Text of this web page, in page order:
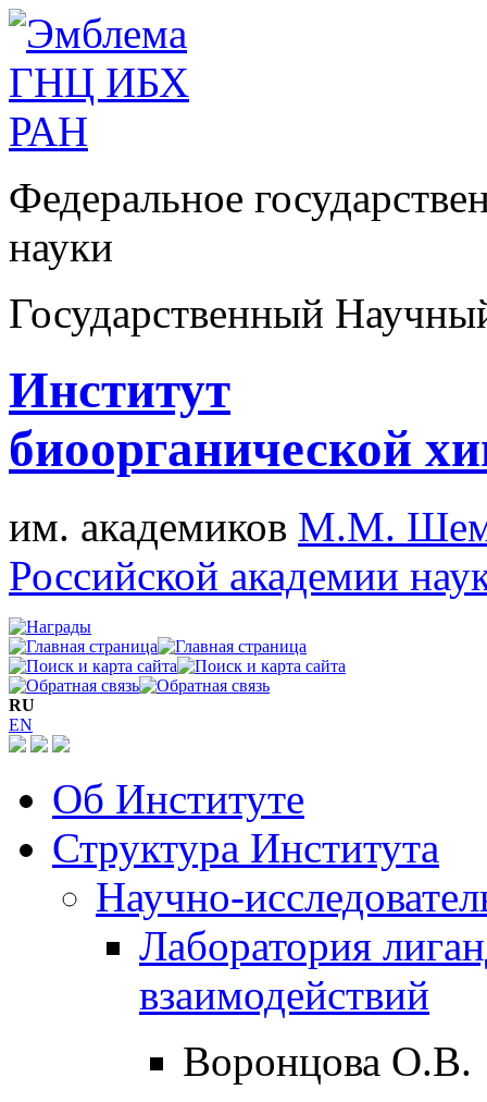
Федеральное
науки
Государственный
Институт
биоорганической
им. академиков М.М.
Российской академии
RU
EN
Об Институте
Структура Института
Научно-
Лаборатория
взаимодействий
Воронцова О.В.